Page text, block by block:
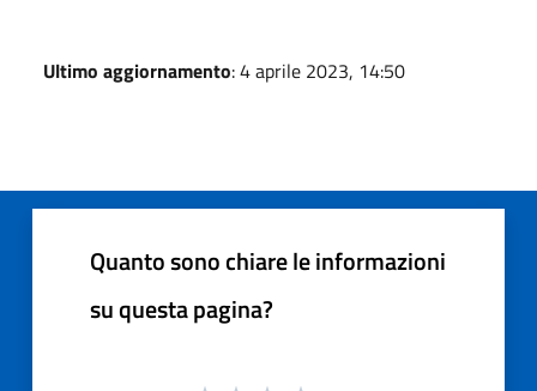
Ultimo aggiornamento: 4 aprile 2023, 14:50
Quanto sono chiare le informazioni
su questa pagina?